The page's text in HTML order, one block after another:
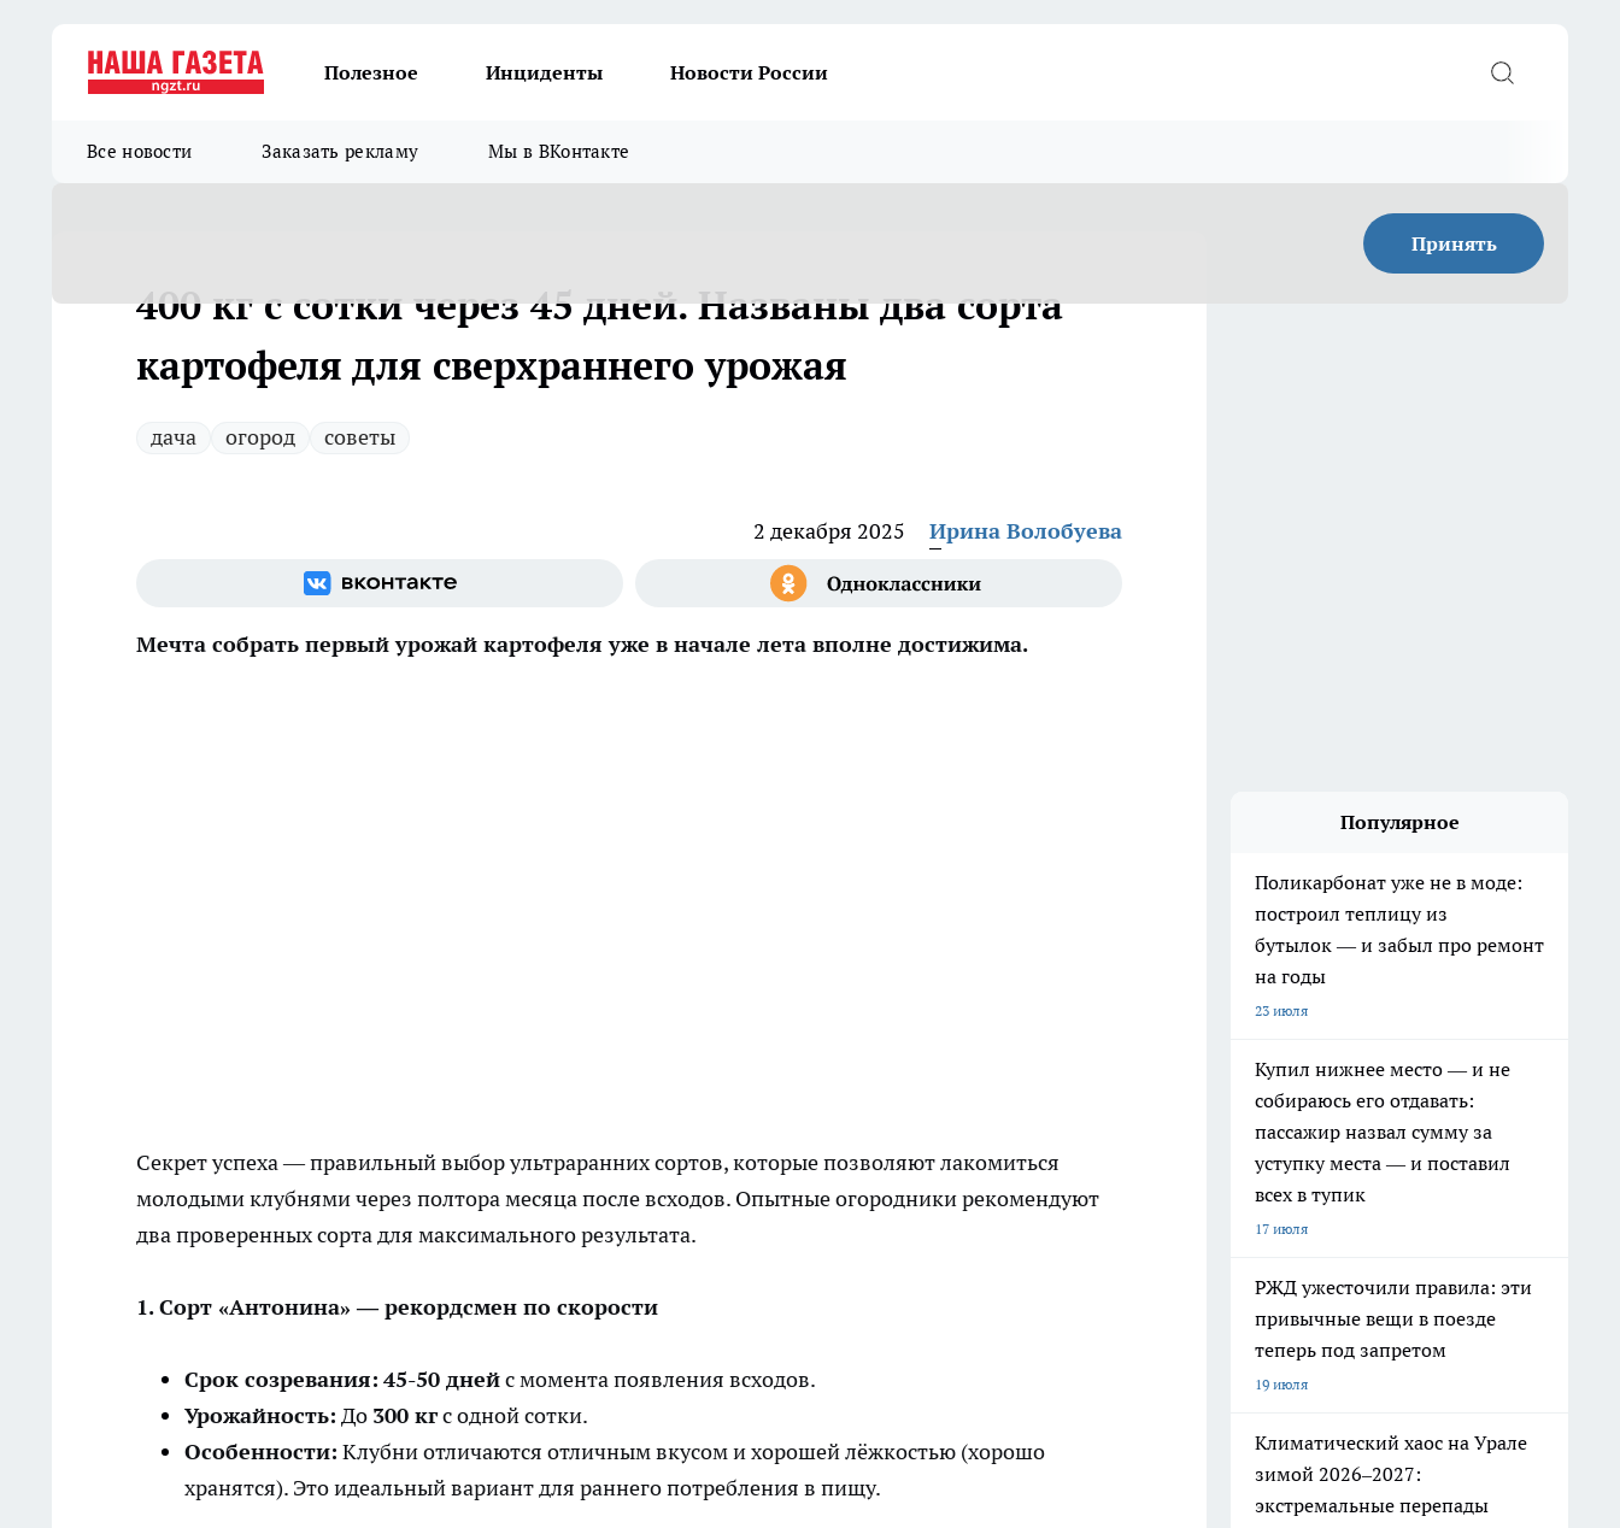
Полезное Инциденты Новости России
Все новости Заказать рекламу Мы в ВКонтакте
Принять
400 кг с сотки через 45 дней. Названы два сорта
картофеля для сверхраннего урожая
дача огород советы
2 декабря 2025 Ирина Волобуева
Мечта собрать первый урожай картофеля уже в начале лета вполне достижима.
Секрет успеха — правильный выбор ультраранних сортов, которые позволяют лакомиться
молодыми клубнями через полтора месяца после всходов. Опытные огородники рекомендуют
два проверенных сорта для максимального результата.
1. Сорт «Антонина» — рекордсмен по скорости
Срок созревания: 45-50 днейс момента появления всходов.
Урожайность: До 300 кгс одной сотки.
Особенности: Клубни отличаются отличным вкусом и хорошей лёжкостью (хорошо
хранятся). Это идеальный вариант для раннего потребления в пищу.
Популярное
Поликарбонат уже не в моде:
построил теплицу из
бутылок — и забыл про ремонт
на годы
23 июля
Купил нижнее место — и не
собираюсь его отдавать:
пассажир назвал сумму за
уступку места — и поставил
всех в тупик
17 июля
РЖД ужесточили правила: эти
привычные вещи в поезде
теперь под запретом
19 июля
Климатический хаос на Урале
зимой 2026–2027:
экстремальные перепады